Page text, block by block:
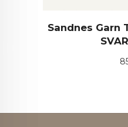
Sandnes Garn